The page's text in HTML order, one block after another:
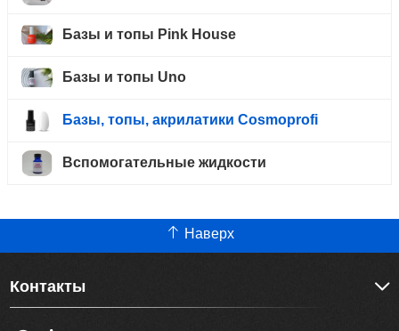
Базы и топы Pink House
Базы и топы Uno
Базы, топы, акрилатики Cosmoprofi
Вспомогательные жидкости
Наверх
Контакты